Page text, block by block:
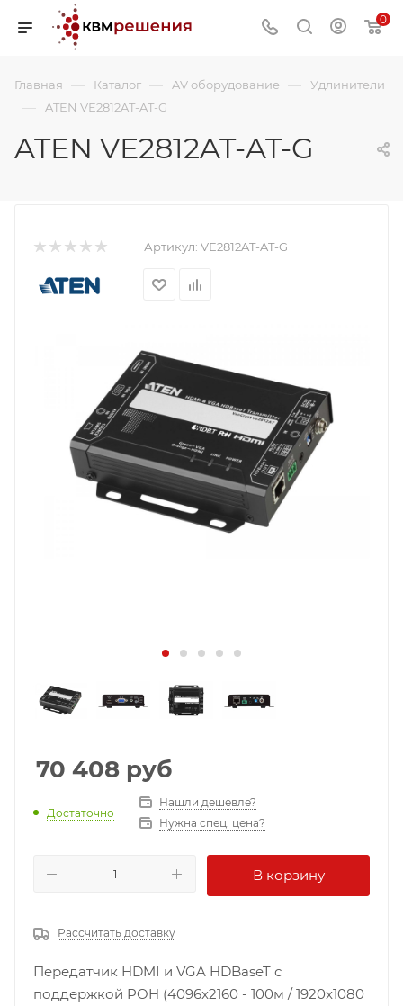
0
Главная — Каталог — AV оборудование — Удлинители
— ATEN VE2812AT-AT-G
ATEN VE2812AT-AT-G
Артикул: VE2812AT-AT-G
70 408 руб
Достаточно
Нашли дешевле?
Нужна спец. цена?
В корзину
Рассчитать доставку
Передатчик HDMI и VGA HDBaseT с
поддержкой POH (4096x2160 - 100м / 1920x1080